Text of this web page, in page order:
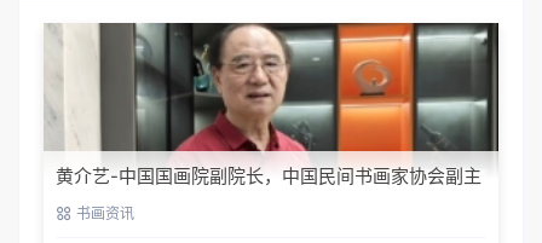
黄介艺-中国国画院副院长，中国民间书画家协会副主
席 书画资讯